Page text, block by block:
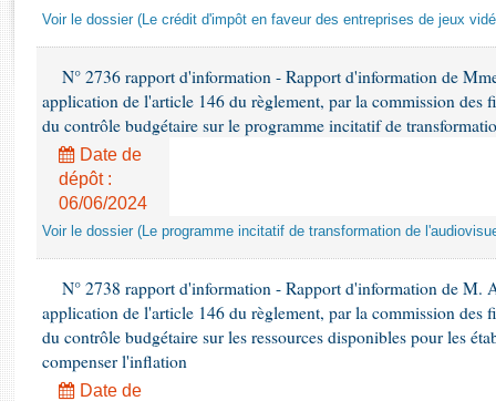
Rapports législatifs
Baromètre de l’application des lois
Dossiers législatifs
Budget et sécurité sociale
Questions écrites et orales
Comptes rendus des débats
Voir le dossier (Le crédit d'impôt en faveur des entreprises de jeux
N° 2736 rapport d'information - Rapport d'information de
application de l'article 146 du règlement, par la commission des
du contrôle budgétaire sur le programme incitatif de
Date de
dépôt :
06/06/2024
Voir le dossier (Le programme incitatif de transformation de
N° 2738 rapport d'information - Rapport d'information de M.
application de l'article 146 du règlement, par la commission des
du contrôle budgétaire sur les ressources disponibles pour les
compenser l'inflation
Date de